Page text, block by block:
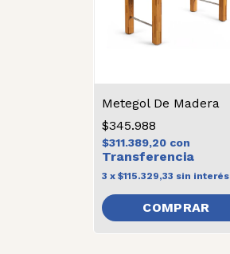
Metegol De Madera
$345.988
$311.389,20 con
3 x $115.329,33 sin interés